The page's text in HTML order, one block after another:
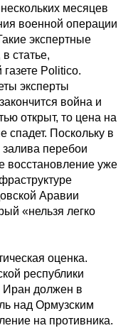
месяцев
военной операции
экспертные
статье,
Politico.
эксперты
война и
открыт, то цена на
спадет. Поскольку в
залива перебои
восстановление уже
Аравии
«нельзя легко
оценка.
республики
Иран должен в
над Ормузским
на противника.